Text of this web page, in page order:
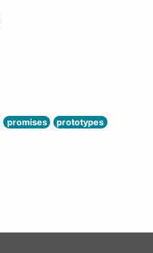
promises
prototypes